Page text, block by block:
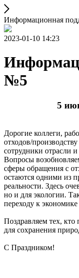
Информационная
2023-01-10 14:23
№5
5
Дорогие коллеги,
отходов/
сотрудники отрасли
Вопросы
сферы обращения с
остаются одними из
реальности. Здесь
но и для экологии.
переходу к
Поздравляем тех,
для сохранения
С Праздником!